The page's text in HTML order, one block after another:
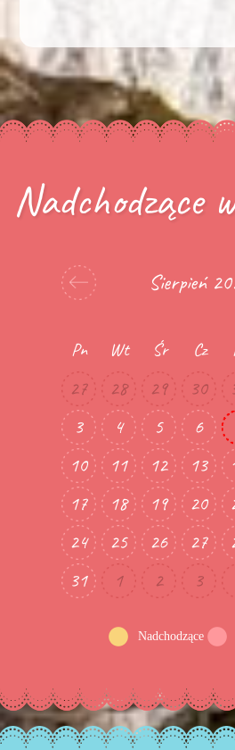
Nadchodzące
Sierpień
Pn Wt Śr Cz
27 28 29 30
3
4 5 6
10
11 12 13
17
18 19 20
24
25 26 27
31
1 2 3
Nadchodzące